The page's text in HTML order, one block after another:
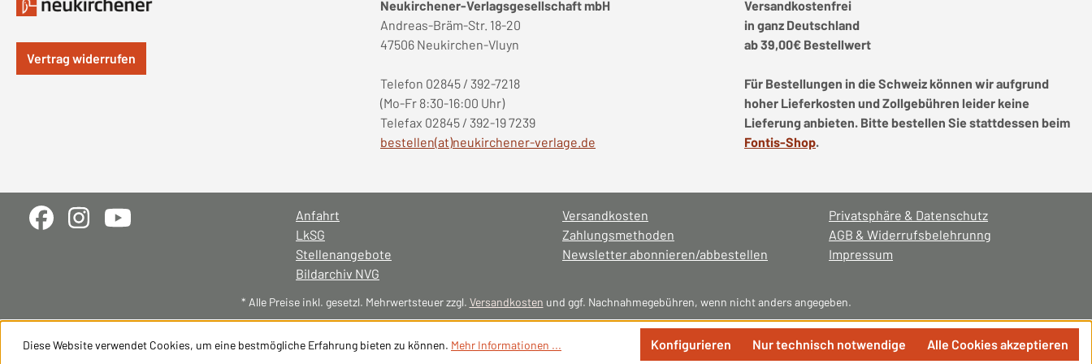
Vertrag widerrufen
Neukirchener-Verlagsgesellschaft mbH
Andreas-Bräm-Str. 18-20
47506 Neukirchen-Vluyn
Telefon 02845 / 392-7218
(Mo-Fr 8:30-16:00 Uhr)
Telefax 02845 / 392-19 7239
bestellen(at)neukirchener-verlage.de
Versandkostenfrei
in ganz Deutschland
ab 39,00€ Bestellwert
Für Bestellungen in die Schweiz können wir aufgrund
hoher Lieferkosten und Zollgebühren leider keine
Lieferung anbieten. Bitte bestellen Sie stattdessen beim
Fontis-Shop.
Anfahrt
LkSG
Stellenangebote
Versandkosten
Zahlungsmethoden
Newsletter abonnieren/abbestellen
Privatsphäre & Datenschutz
AGB & Widerrufsbelehrunng
Impressum
Bildarchiv NVG
* Alle Preise inkl. gesetzl. Mehrwertsteuer zzgl. Versandkosten und ggf. Nachnahmegebühren, wenn nicht anders angegeben.
Diese Website verwendet Cookies, um eine bestmögliche Erfahrung bieten zu können. Mehr Informationen ... Nur technisch notwendige
Konfigurieren Alle Cookies akzeptieren